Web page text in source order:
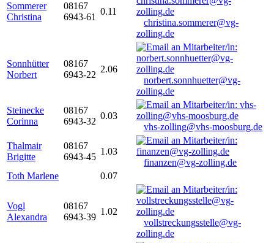
Sommerer
Christina
08167
6943-61
0.11
christina.sommerer@vg-
zolling.de
Sonnhütter
Norbert
08167
6943-22
2.06
norbert.sonnhuetter@vg-
zolling.de
Steinecke
Corinna
08167
6943-32
0.03
vhs-zolling@vhs-moosburg.de
Thalmair
Brigitte
08167
6943-45
1.03
finanzen@vg-zolling.de
Toth Marlene
0.07
Vogl
Alexandra
08167
6943-39
1.02
vollstreckungsstelle@vg-
zolling.de